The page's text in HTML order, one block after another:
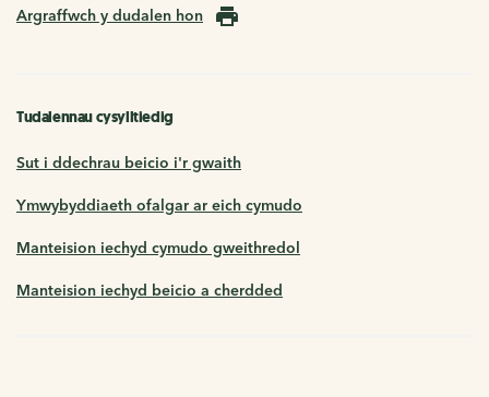
Argraffwch y dudalen hon
Tudalennau cysylltiedig
Sut i ddechrau beicio i'r gwaith
Ymwybyddiaeth ofalgar ar eich cymudo
Manteision iechyd cymudo gweithredol
Manteision iechyd beicio a cherdded